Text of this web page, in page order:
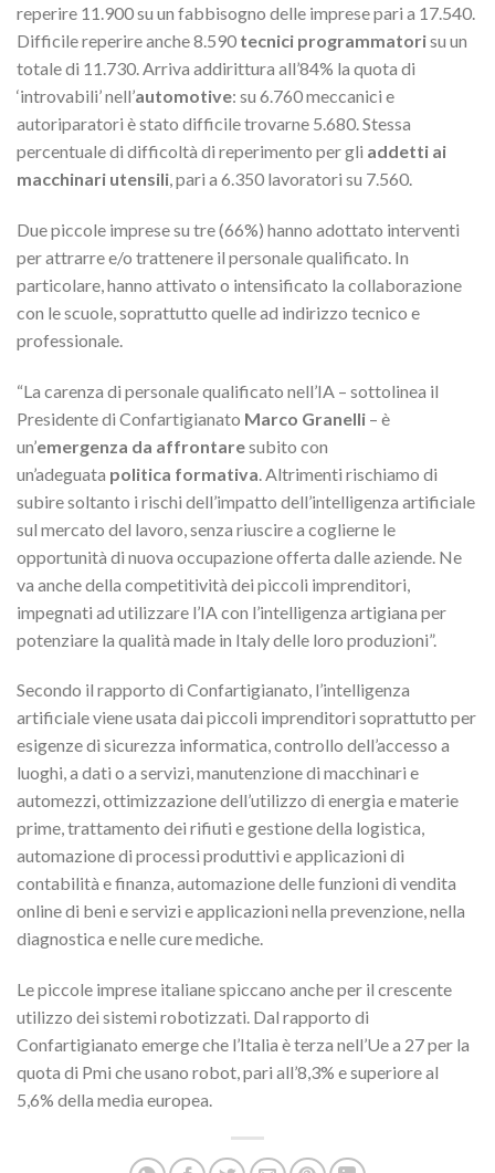
reperire 11.900 su un fabbisogno delle imprese pari a 17.540.
Difficile reperire anche 8.590 tecnici programmatorisu un
totale di 11.730. Arriva addirittura all’84% la quota di
‘introvabili’ nell’automotive: su 6.760 meccanici e
autoriparatori è stato difficile trovarne 5.680. Stessa
percentuale di difficoltà di reperimento per gli addetti ai
macchinari utensili, pari a 6.350 lavoratori su 7.560.
Due piccole imprese su tre (66%) hanno adottato interventi
per attrarre e/o trattenere il personale qualificato. In
particolare, hanno attivato o intensificato la collaborazione
con le scuole, soprattutto quelle ad indirizzo tecnico e
professionale.
“La carenza di personale qualificato nell’IA – sottolinea il
Presidente di Confartigianato Marco Granelli – è
un’emergenza da affrontaresubito con
un’adeguata politica formativa . Altrimenti rischiamo di
subire soltanto i rischi dell’impatto dell’intelligenza artificiale
sul mercato del lavoro, senza riuscire a coglierne le
opportunità di nuova occupazione offerta dalle aziende. Ne
va anche della competitività dei piccoli imprenditori,
impegnati ad utilizzare l’IA con l’intelligenza artigiana per
potenziare la qualità made in Italy delle loro produzioni”.
Secondo il rapporto di Confartigianato, l’intelligenza
artificiale viene usata dai piccoli imprenditori soprattutto per
esigenze di sicurezza informatica, controllo dell’accesso a
luoghi, a dati o a servizi, manutenzione di macchinari e
automezzi, ottimizzazione dell’utilizzo di energia e materie
prime, trattamento dei rifiuti e gestione della logistica,
automazione di processi produttivi e applicazioni di
contabilità e finanza, automazione delle funzioni di vendita
online di beni e servizi e applicazioni nella prevenzione, nella
diagnostica e nelle cure mediche.
Le piccole imprese italiane spiccano anche per il crescente
utilizzo dei sistemi robotizzati. Dal rapporto di
Confartigianato emerge che l’Italia è terza nell’Ue a 27 per la
quota di Pmi che usano robot, pari all’8,3% e superiore al
5,6% della media europea.